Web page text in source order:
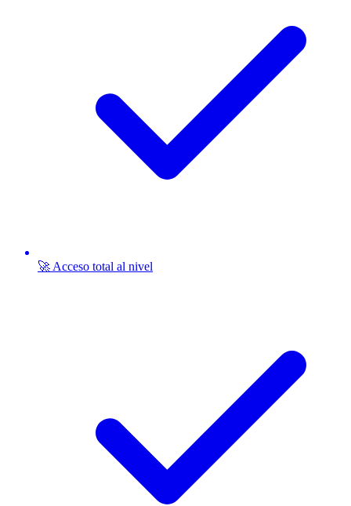
🚀 Acceso total al nivel